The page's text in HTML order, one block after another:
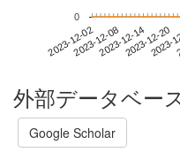
2023-12-022023-12-082023-12-142023-12-20
2023-
0
外部データベー
Google Scholar